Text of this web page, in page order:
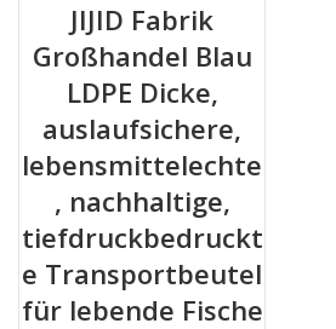
JIJID Fabrik
Großhandel Blau
LDPE Dicke,
auslaufsichere,
lebensmittelechte
, nachhaltige,
tiefdruckbedruckt
e Transportbeutel
für lebende Fische